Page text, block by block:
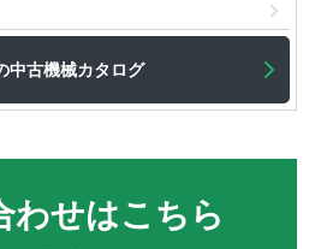
中古機械カタログ
わせはこちら